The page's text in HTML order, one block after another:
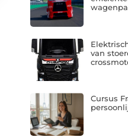
van
Cursus